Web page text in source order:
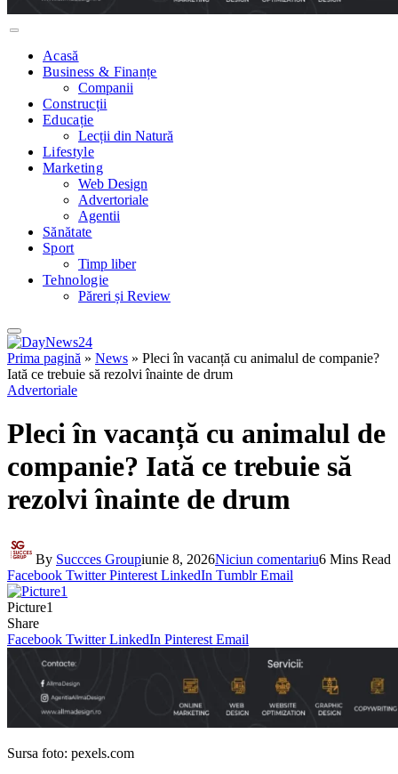
Acasă
Business & Finanțe
Companii
Construcții
Educație
Lecții din Natură
Lifestyle
Marketing
Web Design
Advertoriale
Agentii
Sănătate
Sport
Timp liber
Tehnologie
Păreri și Review
Prima pagină » News » Pleci în vacanță cu animalul de companie?
Iată ce trebuie să rezolvi înainte de drum
Advertoriale
Pleci în vacanță cu animalul de
companie? Iată ce trebuie să
rezolvi înainte de drum
By Succces Groupiunie 8, 2026Niciun comentariu6 Mins Read
Facebook Twitter Pinterest LinkedIn Tumblr Email
Picture1
Share
Facebook Twitter LinkedIn Pinterest Email
Sursa foto: pexels.com